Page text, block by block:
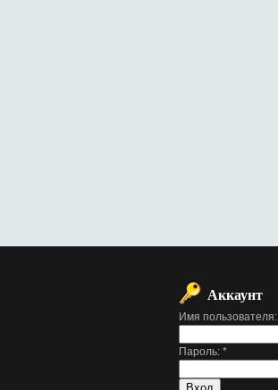
Аккаунт
Имя пользователя:
Пароль: *